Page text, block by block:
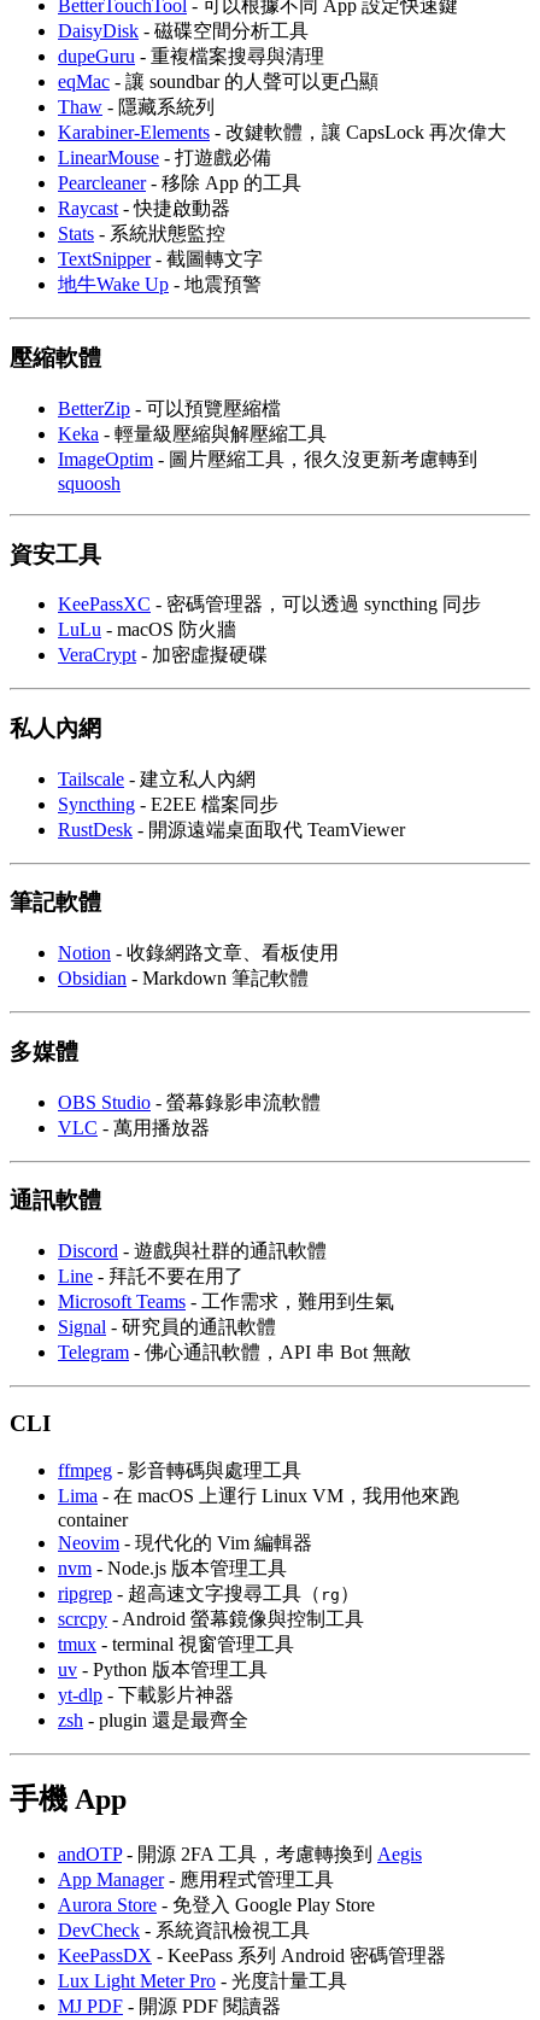
BetterTouchTool - 可以根據不同 App 設定快速鍵
DaisyDisk - 磁碟空間分析工具
dupeGuru - 重複檔案搜尋與清理
eqMac - 讓 soundbar 的人聲可以更凸顯
Thaw - 隱藏系統列
Karabiner-Elements - 改鍵軟體，讓 CapsLock 再次偉大
LinearMouse - 打遊戲必備
Pearcleaner- 移除 App 的工具
Raycast- 快捷啟動器
Stats - 系統狀態監控
TextSnipper- 截圖轉文字
地牛Wake Up - 地震預警
壓縮軟體
BetterZip - 可以預覽壓縮檔
Keka - 輕量級壓縮與解壓縮工具
ImageOptim - 圖片壓縮工具，很久沒更新考慮轉到
squoosh
資安工具
KeePassXC - 密碼管理器，可以透過 syncthing 同步
LuLu - macOS 防火牆
VeraCrypt - 加密虛擬硬碟
私人內網
Tailscale - 建立私人內網
Syncthing - E2EE 檔案同步
RustDesk - 開源遠端桌面取代 TeamViewer
筆記軟體
Notion - 收錄網路文章、看板使用
Obsidian - Markdown 筆記軟體
多媒體
OBS Studio - 螢幕錄影串流軟體
VLC - 萬用播放器
通訊軟體
Discord - 遊戲與社群的通訊軟體
Line - 拜託不要在用了
Microsoft Teams - 工作需求，難用到生氣
Signal - 研究員的通訊軟體
Telegram - 佛心通訊軟體，API 串 Bot 無敵
CLI
ffmpeg - 影音轉碼與處理工具
Lima - 在 macOS 上運行 Linux VM，我用他來跑
container
Neovim - 現代化的 Vim 編輯器
nvm - Node.js 版本管理工具
ripgrep - 超高速文字搜尋工具（ rg ）
scrcpy - Android 螢幕鏡像與控制工具
tmux - terminal 視窗管理工具
uv - Python 版本管理工具
yt-dlp - 下載影片神器
zsh - plugin 還是最齊全
手機 App
andOTP- 開源 2FA 工具，考慮轉換到 Aegis
App Manager- 應用程式管理工具
Aurora Store - 免登入 Google Play Store
DevCheck - 系統資訊檢視工具
KeePassDX - KeePass 系列 Android 密碼管理器
Lux Light Meter Pro - 光度計量工具
MJ PDF - 開源 PDF 閱讀器